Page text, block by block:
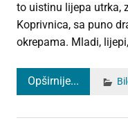
to uistinu lijepa utrka,
Koprivnica, sa puno
okrepama. Mladi, lijepi,
Opširnije...